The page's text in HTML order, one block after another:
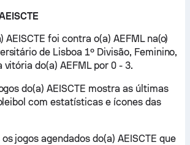
AEISCTE foi contra o(a) AEFML na(o)
de Lisboa 1º Divisão, Feminino,
do(a) AEFML por 0 - 3.
do(a) AEISCTE mostra as últimas
com estatísticas e ícones das
jogos agendados do(a) AEISCTE que